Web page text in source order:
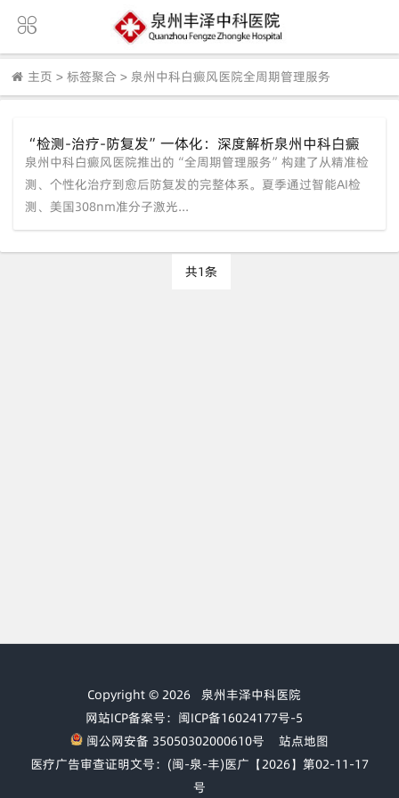
主页 > 标签聚合 > 泉州中科白癜风医院全周期管理服务
“检测-治疗-防复发”一体化：深度解析泉州中科白癜
风医院的【夏季全周期管理服务】
泉州中科白癜风医院推出的“全周期管理服务”构建了从精准检
测、个性化治疗到愈后防复发的完整体系。夏季通过智能AI检
测、美国308nm准分子激光...
共1条
Copyright © 2026 泉州丰泽中科医院
网站ICP备案号：闽ICP备16024177号-5
闽公网安备 35050302000610号
站点地图
医疗广告审查证明文号：(闽-泉-丰)医广【2026】第02-11-17
号